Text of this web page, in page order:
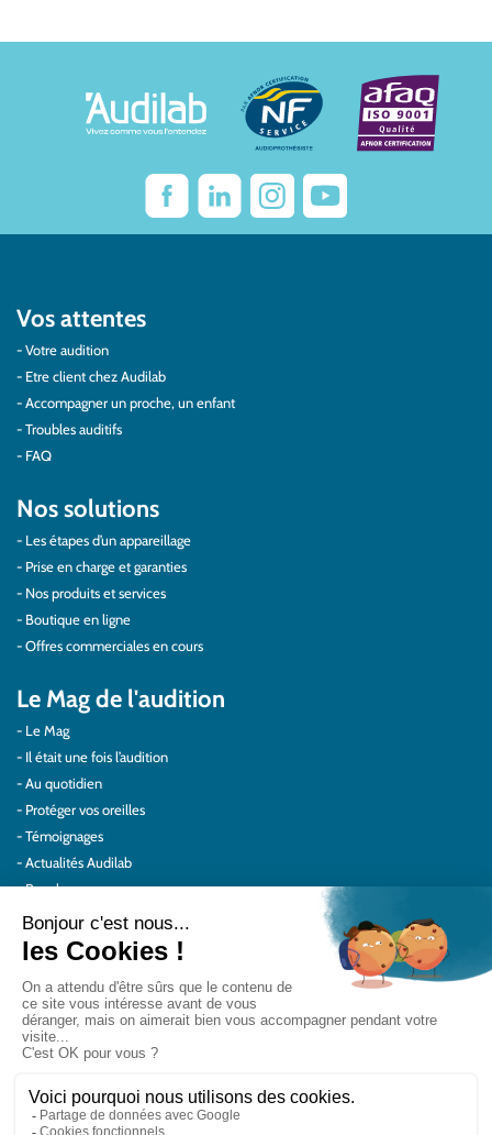
Vos attentes
Votre audition
Etre client chez Audilab
Accompagner un proche, un enfant
Troubles auditifs
FAQ
Nos solutions
Les étapes d’un appareillage
Prise en charge et garanties
Nos produits et services
Boutique en ligne
Offres commerciales en cours
Le Mag de l'audition
Le Mag
Il était une fois l’audition
Au quotidien
Protéger vos oreilles
Témoignages
Actualités Audilab
Pour les pros
Le réseau Audilab
Le choix de la qualité
Le Comité Scientifique Audilab
Nos partenaires
Rejoignez le réseau Audilab